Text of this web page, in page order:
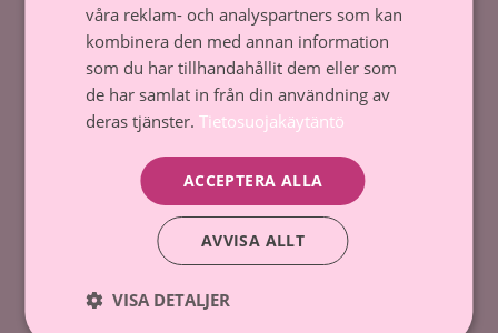
Cancerstiftelsen sr (FO-nummer 0237165-7)
Backasgatan 2, 00500 Helsingfors,
Tfn. 09 135 331
Dataskydd och register
Tillstånd till penninginsamling
Donera
våra reklam- och analyspartners som kan
kombinera den med annan information
som du har tillhandahållit dem eller som
de har samlat in från din användning av
deras tjänster. Tietosuojakäytäntö
ACCEPTERA ALLA
AVVISA ALLT
VISA DETALJER